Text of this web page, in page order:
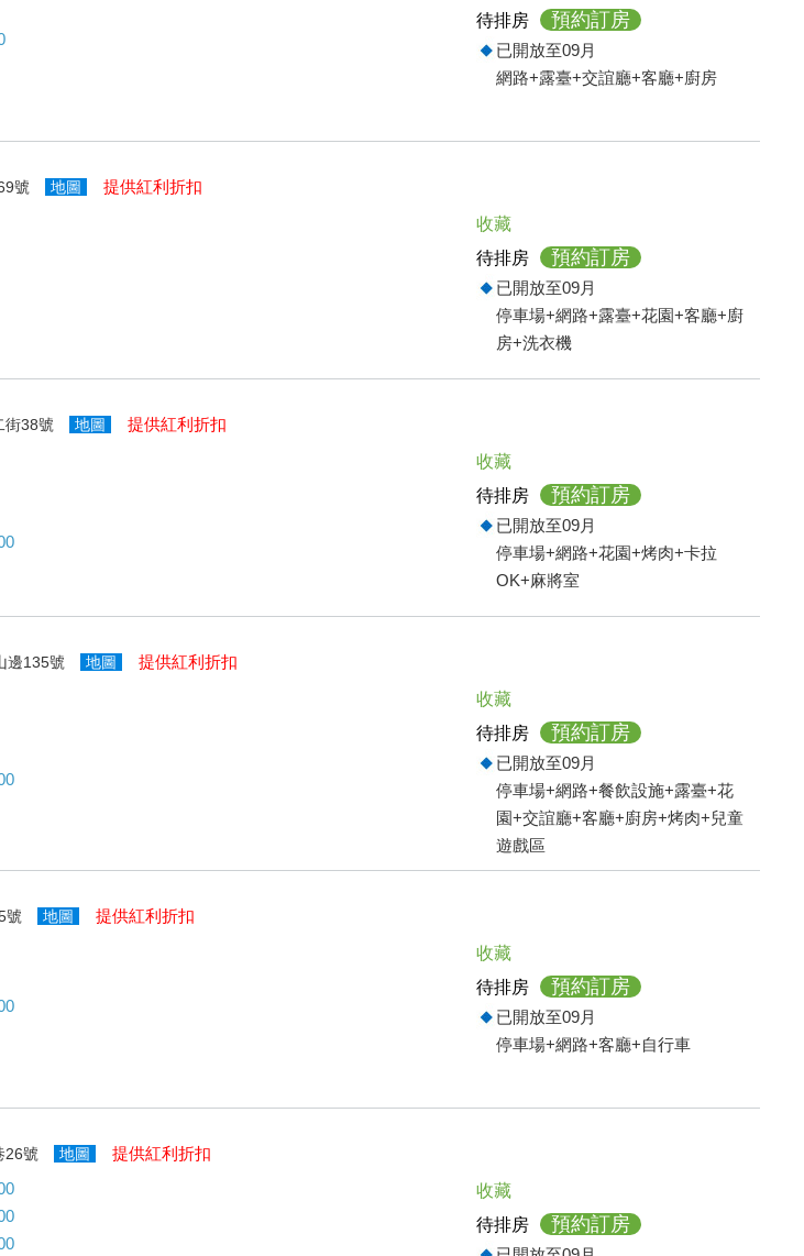
待排房
預約訂房
已開放至09月
網路+露臺+交誼廳+客廳+廚房
號 地圖
提供紅利折扣
收藏
待排房
預約訂房
已開放至09月
停車場+網路+露臺+花園+客廳+廚
房+洗衣機
街38號 地圖
提供紅利折扣
收藏
待排房
預約訂房
已開放至09月
停車場+網路+花園+烤肉+卡拉
OK+麻將室
邊135號 地圖
提供紅利折扣
收藏
待排房
預約訂房
已開放至09月
停車場+網路+餐飲設施+露臺+花
園+交誼廳+客廳+廚房+烤肉+兒童
遊戲區
號 地圖
提供紅利折扣
收藏
待排房
預約訂房
已開放至09月
停車場+網路+客廳+自行車
26號 地圖
提供紅利折扣
收藏
待排房
預約訂房